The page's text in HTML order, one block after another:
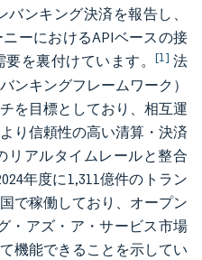
バンキング決済を報告し、
ーにおけるAPIベースの接
要を裏付けています。[1] 法
ンキングフレームワーク）
を目標としており、相互運
り信頼性の高い清算・決済
リアルタイムレールと整合
年度に1,311億件のトラン
で稼働しており、オープン
・アズ・ア・サービス市場
機能できることを示してい